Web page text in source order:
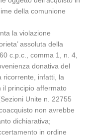
della comunione
la violazione
assoluta della
c.p.c., comma 1, n. 4,
donativa del
ricorrente, infatti, la
il principio affermato
Unite n. 22755
non avrebbe
dichiarativa;
in ordine